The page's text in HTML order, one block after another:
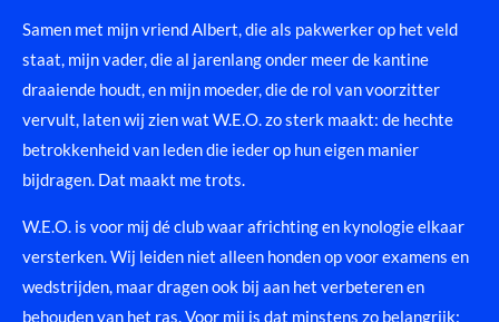
Samen met mijn vriend Albert, die als pakwerker op het veld
staat, mijn vader, die al jarenlang onder meer de kantine
draaiende houdt, en mijn moeder, die de rol van voorzitter
vervult, laten wij zien wat W.E.O. zo sterk maakt: de hechte
betrokkenheid van leden die ieder op hun eigen manier
bijdragen. Dat maakt me trots.
W.E.O. is voor mij dé club waar africhting en kynologie elkaar
versterken. Wij leiden niet alleen honden op voor examens en
wedstrijden, maar dragen ook bij aan het verbeteren en
behouden van het ras. Voor mij is dat minstens zo belangrijk: